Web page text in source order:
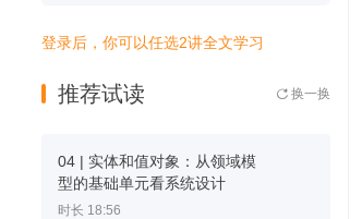
登录后，你可以任选2讲全文学习
推荐试读  换一换
04 | 实体和值对象：从领域模
型的基础单元看系统设计
时长 18:56